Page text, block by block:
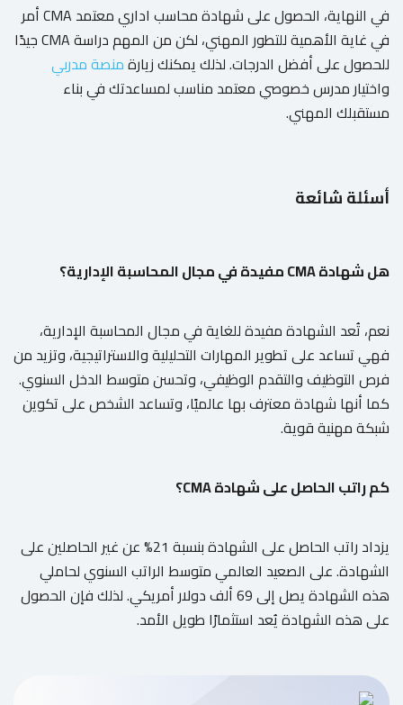
في النهاية، الحصول على شهادة محاسب اداري معتمد CMA أمر
في غاية الأهمية للتطور المهني، لكن من المهم دراسة CMA جيدًا
للحصول على أفضل الدرجات. لذلك يمكنك زيارةمنصة مدربي
واختيار مدرس خصوصي معتمد مناسب لمساعدتك في بناء
مستقبلك المهني.
أسئلة شائعة
هل شهادة CMA مفيدة في مجال المحاسبة الإدارية؟
نعم، تُعد الشهادة مفيدة للغاية في مجال المحاسبة الإدارية،
فهي تساعد على تطوير المهارات التحليلية والاستراتيجية، وتزيد من
فرص التوظيف والتقدم الوظيفي، وتحسن متوسط الدخل السنوي.
كما أنها شهادة معترف بها عالميًا، وتساعد الشخص على تكوين
شبكة مهنية قوية.
كم راتب الحاصل على شهادة CMA؟
يزداد راتب الحاصل على الشهادة بنسبة 21% عن غير الحاصلين على
الشهادة. على الصعيد العالمي متوسط الراتب السنوي لحاملي
هذه الشهادة يصل إلى 69 ألف دولار أمريكي. لذلك فإن الحصول
على هذه الشهادة يُعد استثمارًا طويل الأمد.